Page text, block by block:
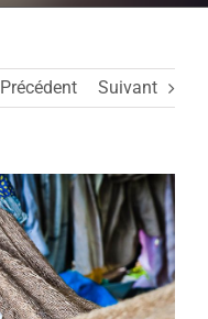
Précédent Suivant